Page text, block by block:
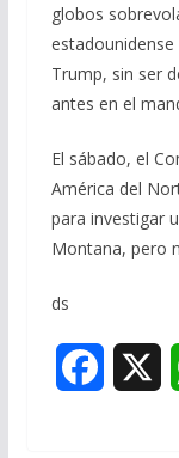
globos
Trump, sin ser
antes en el
El sábado, el
América del
para investigar
Montana, pero
ds